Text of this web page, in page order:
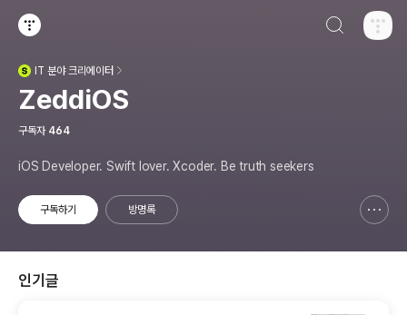
IT 분야 크리에이터
ZeddiOS
구독자 464
iOS Developer. Swift lover. Xcoder. Be truth seekers
구독하기 방명록
인기글